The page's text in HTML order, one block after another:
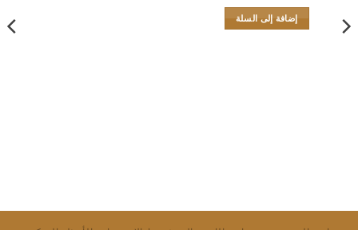
هو:
EGP411.00.
إضافة إلى السلة